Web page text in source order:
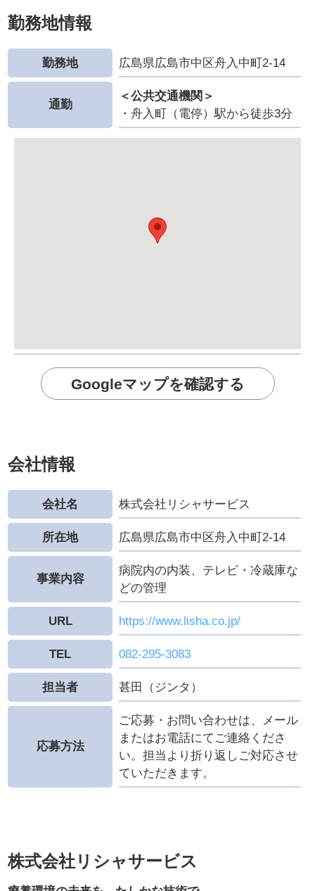
勤務地情報
勤務地 広島県広島市中区舟入中町2-14
通勤
＜公共交通機関＞
・舟入町（電停）駅から徒歩3分
Googleマップを確認する
会社情報
会社名 株式会社リシャサービス
所在地 広島県広島市中区舟入中町2-14
事業内容
病院内の内装、テレビ・冷蔵庫な
どの管理
URL https://www.lisha.co.jp/
TEL 082-295-3083
担当者 甚田（ジンタ）
応募方法
ご応募・お問い合わせは、メール
またはお電話にてご連絡くださ
い。担当より折り返しご対応させ
ていただきます。
株式会社リシャサービス